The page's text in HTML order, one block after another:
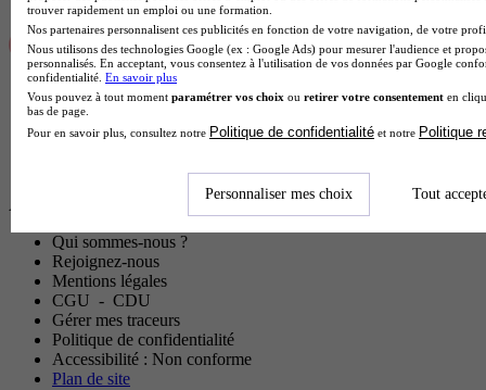
À propos
Qui sommes-nous ?
Rejoignez-nous
Mentions légales
CGU - CDU
Gérer mes traceurs
Politique de confidentialité
Accessibilité : Non conforme
Plan de site
trouver rapidement un emploi ou une formation.
Nos partenaires personnalisent ces publicités en fonction de votre navigation, de votre
Nous utilisons des technologies Google (ex : Google Ads) pour mesurer l'audience et
personnalisés. En acceptant, vous consentez à l'utilisation de vos données par Google
confidentialité. En savoir plus
Vous pouvez à tout moment paramétrer vos choix ou retirer votre consentement en
bas de page.
Pour en savoir plus, consultez notre Politique de confidentialité et notre Politique
Personnaliser mes choix Tout